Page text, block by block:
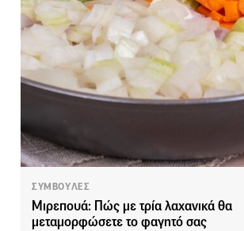
ΣΥΜΒΟΥΛΕΣ
Μιρεπουά: Πώς με τρία λαχανικά θα
μεταμορφώσετε το φαγητό σας